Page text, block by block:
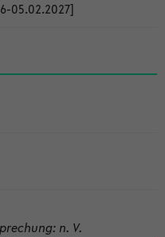
05.02.2027]
n. V.